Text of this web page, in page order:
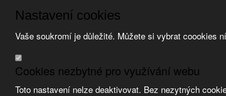
Nastavení cookies
Vaše soukromí je důležité. Můžete si vybrat coookies
Cookies nezbytné pro využívání webu
Toto nastavení nelze deaktivovat. Bez nezytných
Přeskočit na hlavní obsah Přeskočit na doplňující obsah
Obchodní podmínky
Registrace